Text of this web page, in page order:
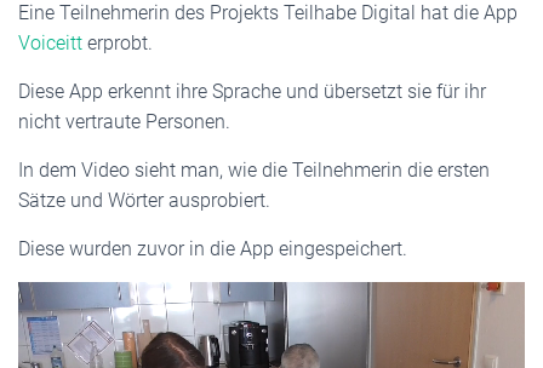
Eine Teilnehmerin des Projekts Teilhabe Digital hat die App
Voiceitt erprobt.
Diese App erkennt ihre Sprache und übersetzt sie für ihr
nicht vertraute Personen.
In dem Video sieht man, wie die Teilnehmerin die ersten
Sätze und Wörter ausprobiert.
Diese wurden zuvor in die App eingespeichert.